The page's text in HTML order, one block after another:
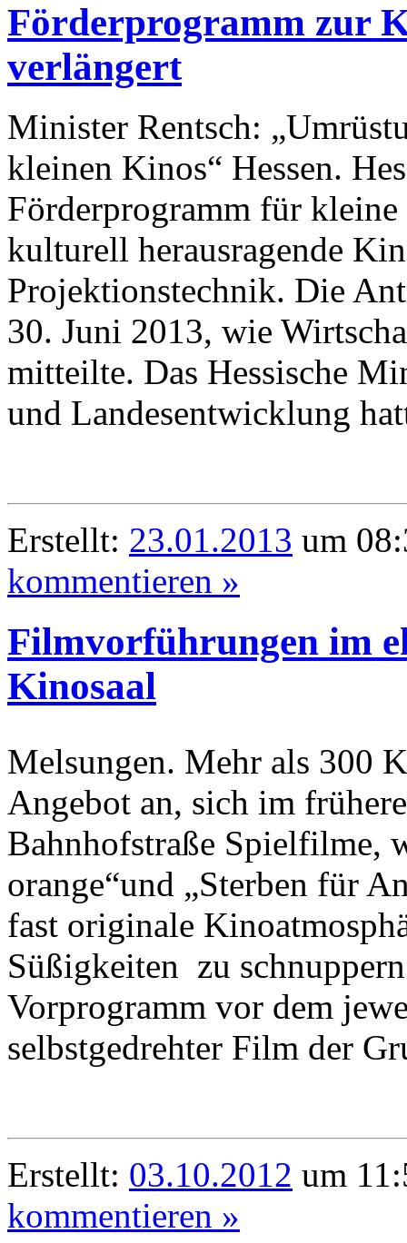
Förderprogramm zur
verlängert
Minister Rentsch:
kleinen Kinos“ Hessen.
Förderprogramm für
kulturell herausragende
Projektionstechnik. Die
30. Juni 2013, wie
mitteilte. Das Hessische
und Landesentwicklung
Erstellt: 23.01.2013 um
kommentieren »
Filmvorführungen im
Kinosaal
Melsungen. Mehr als 300
Angebot an, sich im
Bahnhofstraße Spielfilme,
orange“und „Sterben für
fast originale
Süßigkeiten zu
Vorprogramm vor dem
selbstgedrehter Film der
Erstellt: 03.10.2012 um
kommentieren »